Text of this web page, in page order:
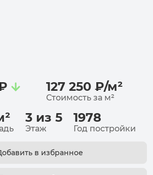
127 250 ₽/м²
Стоимость за м²
3 из 5
Этаж
1978
Год постройки
в избранное